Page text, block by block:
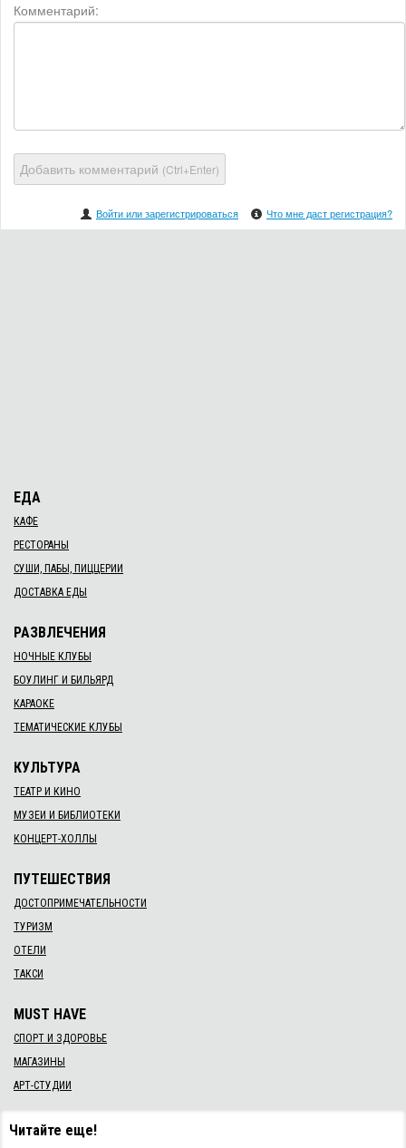
Комментарий:
Добавить комментарий (Ctrl+Enter)
Войти или зарегистрироваться Что мне даст регистрация?
ЕДА
КАФЕ
РЕСТОРАНЫ
СУШИ, ПАБЫ, ПИЦЦЕРИИ
ДОСТАВКА ЕДЫ
РАЗВЛЕЧЕНИЯ
НОЧНЫЕ КЛУБЫ
БОУЛИНГ И БИЛЬЯРД
КАРАОКЕ
ТЕМАТИЧЕСКИЕ КЛУБЫ
КУЛЬТУРА
ТЕАТР И КИНО
МУЗЕИ И БИБЛИОТЕКИ
КОНЦЕРТ-ХОЛЛЫ
ПУТЕШЕСТВИЯ
ДОСТОПРИМЕЧАТЕЛЬНОСТИ
ТУРИЗМ
ОТЕЛИ
ТАКСИ
MUST HAVE
СПОРТ И ЗДОРОВЬЕ
МАГАЗИНЫ
АРТ-СТУДИИ
Читайте еще!